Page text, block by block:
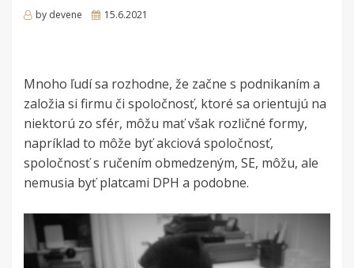
by devene
Posted
15.6.2021
Mnoho ľudí sa rozhodne, že začne s podnikaním a
založia si firmu či spoločnosť, ktoré sa orientujú na
niektorú zo sfér, môžu mať však rozličné formy,
napríklad to môže byť akciová spoločnosť,
spoločnosť s ručením obmedzeným, SE, môžu, ale
nemusia byť platcami DPH a podobne.